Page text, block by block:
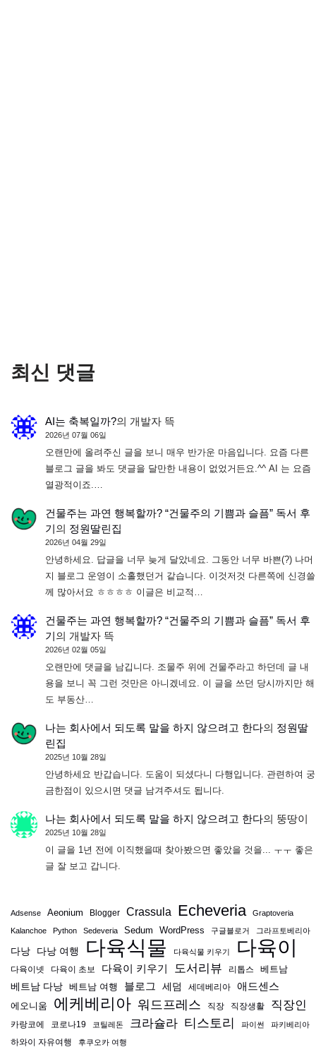
최신 댓글
AI는 축복일까?의 개발자 뜩
2026년 07월 06일
오랜만에 올려주신 글을 보니 매우 반가운 마음입니다. 요즘 다른
블로그 글을 봐도 댓글을 달만한 내용이 없었거든요.^^ AI 는 요즘
열광적이죠.…
건물주는 과연 행복할까? “건물주의 기쁨과 슬픔” 독서 후
기의 정원딸린집
2026년 04월 29일
안녕하세요. 답글을 너무 늦게 달았네요. 그동안 너무 바쁜(?) 나머
지 블로그 운영이 소홀했던거 같습니다. 이것저것 다른쪽에 신경쓸
께 많아서요 ㅎㅎㅎㅎ 이글은 비교적…
건물주는 과연 행복할까? “건물주의 기쁨과 슬픔” 독서 후
기의 개발자 뜩
2026년 02월 05일
오랜만에 댓글을 남깁니다. 조물주 위에 건물주라고 하던데 글 내
용을 보니 꼭 그런 것만은 아니겠네요. 이 글을 쓰던 당시까지만 해
도 부동산…
나는 회사에서 되도록 말을 하지 않으려고 한다의 정원딸
린집
2025년 10월 28일
안녕하세요 반갑습니다. 도움이 되셨다니 다행입니다. 관련하여 궁
금한점이 있으시면 댓글 남겨주셔도 됩니다.
나는 회사에서 되도록 말을 하지 않으려고 한다의 뚱땅이
2025년 10월 28일
이 글을 1년 전에 이직했을때 찾아봤으면 좋았을 것을... ㅜㅜ 좋은
글 잘 보고 갑니다.
Adsense Aeonium Blogger Crassula Echeveria Graptoveria
Kalanchoe Python Sedeveria Sedum WordPress 구글블로거 그라프토베리아
다낭 다낭 여행 다육식물 다육식물 키우기 다육이
다육이넷 다육이 초보 다육이 키우기 도서리뷰 리톱스
베트남
베트남 다낭 베트남 여행 블로그 세덤 세데베리아 애드센스
에오니움 에케베리아 워드프레스 직장 직장생활 직장인
카랑코에 코로나19 코틸레돈 크라슐라 티스토리 파이썬 파키베리아
하와이 자유여행 후쿠오카 여행